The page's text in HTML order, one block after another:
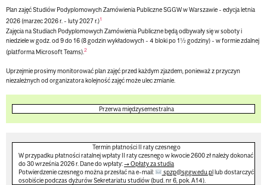
Plan zajęć Studiów Podyplomowych Zamówienia Publiczne SGGW w Warszawie - edycja letnia
2026 (marzec 2026 r. - luty 2027 r.)1
Zajęcia na Studiach Podyplomowych Zamówienia Publiczne będą odbywały się w soboty i
niedziele w godz. od 9 do 16 (8 godzin wykładowych - 4 bloki po 1½ godziny) - w formie zdalnej
(platforma Microsoft Teams). 2
Uprzejmie prosimy monitorować plan zajęć przed każdym zjazdem, ponieważ z przyczyn
niezależnych od organizatora kolejność zajęć może ulec zmianie.
Przerwa międzysemestralna
Termin płatności II raty czesnego
W przypadku płatności ratalnej wpłaty II raty czesnego w kwocie2600 złnależy dokonać
do 30 września 2026 r. Dane do wpłaty:→ Opłaty za studia
Potwierdzenie czesnego można przesłać na e-mail:
spzp@sggw.edu.pl lub dostarczyć
osobiście podczas dyżurów Sekretariatu studiów (bud. nr 6, pok. A14).